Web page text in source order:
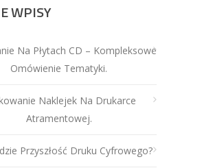
WPISY
Na Płytach CD – Kompleksowe
Omówienie Tematyki.
Naklejek Na Drukarce
Atramentowej.
Przyszłość Druku Cyfrowego?